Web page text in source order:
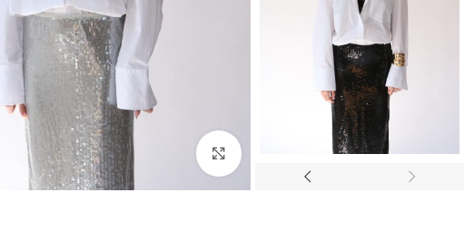
Click to enlarge